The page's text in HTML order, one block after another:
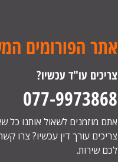
אתר הפורומים
צריכים עו"ד עכשיו?
077-9973868
אתם מוזמנים לשאול אותנו כל
צריכים עורך דין עכשיו? צרו
לכם שירות.